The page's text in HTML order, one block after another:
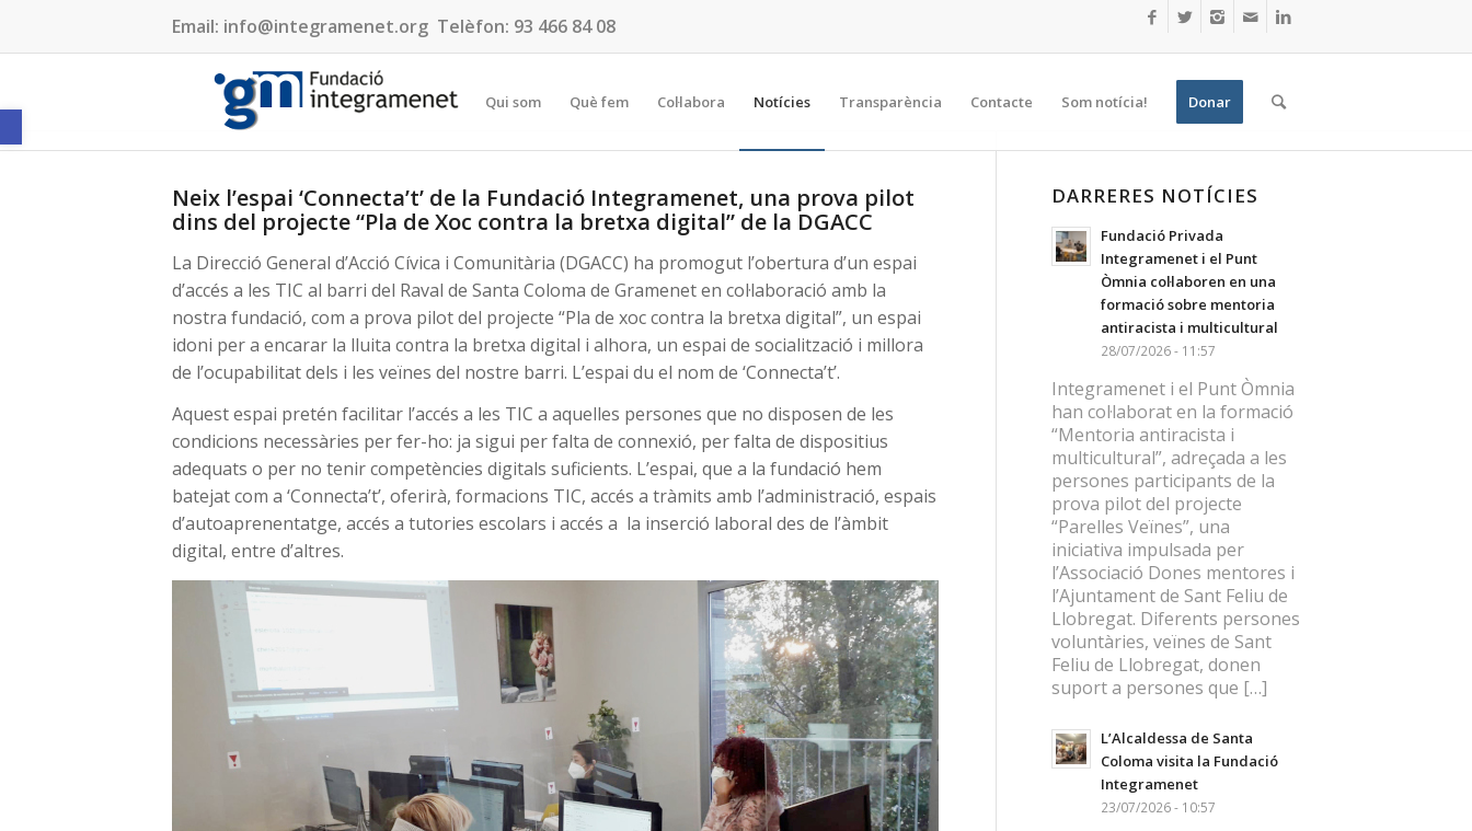
Obre la barra d'eines
Email: info@integramenet.org Telèfon: 93 466 84 08
Qui som Què fem Col·labora Notícies Transparència Contacte Som notícia! Donar
Neix l’espai ‘Connecta’t’ de la Fundació Integramenet, una prova pilot
dins del projecte “Pla de Xoc contra la bretxa digital” de la DGACC
La Direcció General d’Acció Cívica i Comunitària (DGACC) ha promogut l’obertura d’un espai
d’accés a les TIC al barri del Raval de Santa Coloma de Gramenet en col·laboració amb la
nostra fundació, com a prova pilot del projecte “Pla de xoc contra la bretxa digital”, un espai
idoni per a encarar la lluita contra la bretxa digital i alhora, un espai de socialització i millora
de l’ocupabilitat dels i les veïnes del nostre barri. L’espai du el nom de ‘Connecta’t’.
Aquest espai pretén facilitar l’accés a les TIC a aquelles persones que no disposen de les
condicions necessàries per fer-ho: ja sigui per falta de connexió, per falta de dispositius
adequats o per no tenir competències digitals suficients. L’espai, que a la fundació hem
batejat com a ‘Connecta’t’, oferirà, formacions TIC, accés a tràmits amb l’administració, espais
d’autoaprenentatge, accés a tutories escolars i accés a la inserció laboral des de l’àmbit
digital, entre d’altres.
DARRERES NOTÍCIES
Fundació Privada
Integramenet i el Punt
Òmnia col·laboren en una
formació sobre mentoria
antiracista i multicultural
28/07/2026 - 11:57
Integramenet i el Punt Òmnia
han col·laborat en la formació
“Mentoria antiracista i
multicultural”, adreçada a les
persones participants de la
prova pilot del projecte
“Parelles Veïnes”, una
iniciativa impulsada per
l’Associació Dones mentores i
l’Ajuntament de Sant Feliu de
Llobregat. Diferents persones
voluntàries, veïnes de Sant
Feliu de Llobregat, donen
suport a persones que […]
L’Alcaldessa de Santa
Coloma visita la Fundació
Integramenet
23/07/2026 - 10:57